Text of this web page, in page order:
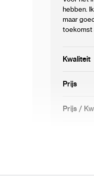
hebben.
maar
toekomst
Kwaliteit
Prijs
Prijs /